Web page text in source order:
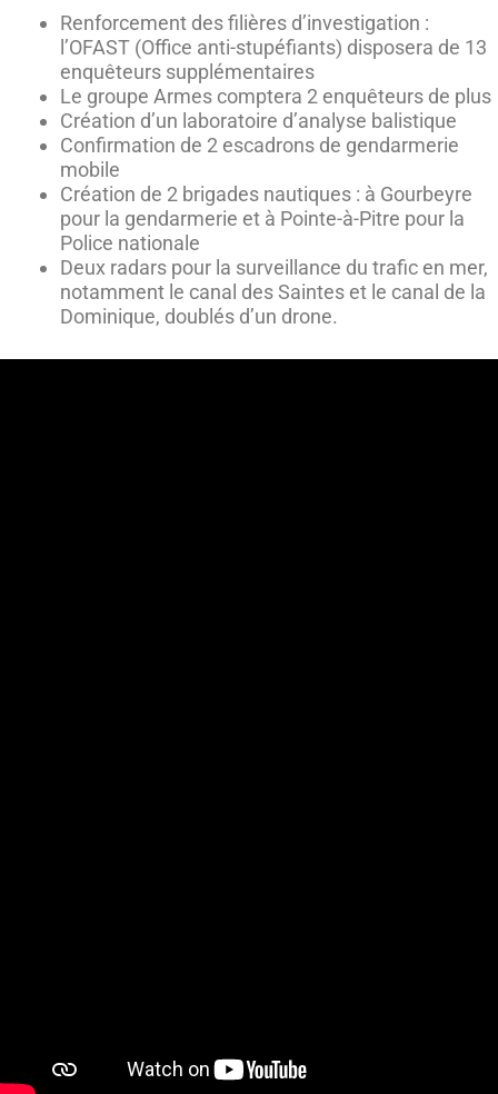
Renforcement des filières d’investigation :
l’OFAST (Office anti-stupéfiants) disposera de 13
enquêteurs supplémentaires
Le groupe Armes comptera 2 enquêteurs de plus
Création d’un laboratoire d’analyse balistique
Confirmation de 2 escadrons de gendarmerie
mobile
Création de 2 brigades nautiques : à Gourbeyre
pour la gendarmerie et à Pointe-à-Pitre pour la
Police nationale
Deux radars pour la surveillance du trafic en mer,
notamment le canal des Saintes et le canal de la
Dominique, doublés d’un drone.